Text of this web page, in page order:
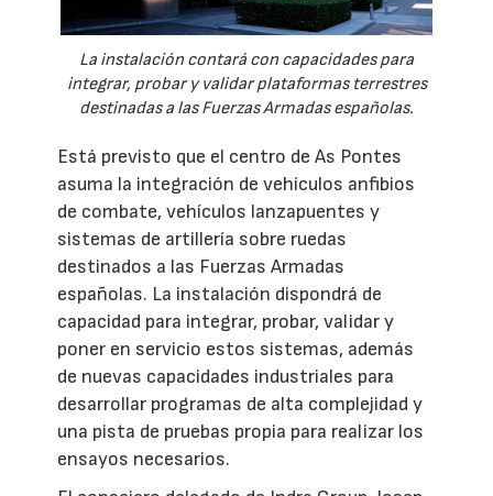
La instalación contará con capacidades para
integrar, probar y validar plataformas terrestres
destinadas a las Fuerzas Armadas españolas.
Está previsto que el centro de As Pontes
asuma la integración de vehículos anfibios
de combate, vehículos lanzapuentes y
sistemas de artillería sobre ruedas
destinados a las Fuerzas Armadas
españolas. La instalación dispondrá de
capacidad para integrar, probar, validar y
poner en servicio estos sistemas, además
de nuevas capacidades industriales para
desarrollar programas de alta complejidad y
una pista de pruebas propia para realizar los
ensayos necesarios.